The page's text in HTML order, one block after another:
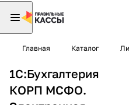
Главная Каталог
1С:Бухгалтерия
КОРП МСФО.